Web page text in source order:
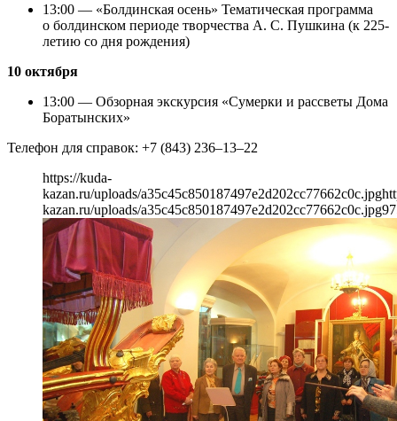
13:00 — «Болдинская осень» Тематическая программа
о болдинском периоде творчества А. С. Пушкина (к 225-
летию со дня рождения)
10 октября
13:00 — Обзорная экскурсия «Сумерки и рассветы Дома
Боратынских»
Телефон для справок: +7 (843) 236–13–22
https://kuda-
kazan.ru/uploads/a35c45c850187497e2d202cc77662c0c.jpg
kazan.ru/uploads/a35c45c850187497e2d202cc77662c0c.jpg